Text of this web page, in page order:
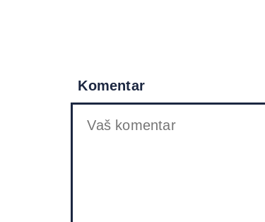
Komentar